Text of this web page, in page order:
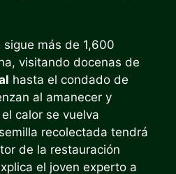
más de 1,600
visitando docenas de
hasta el condado de
al amanecer y
calor se vuelva
recolectada tendrá
de la restauración
el joven experto a